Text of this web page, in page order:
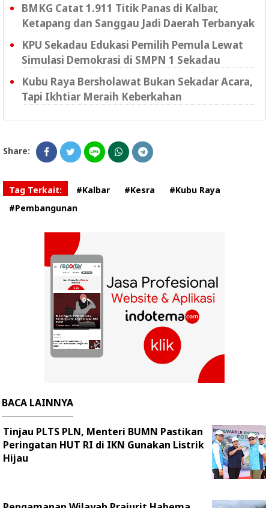
BMKG Catat 1.911 Titik Panas di Kalbar,
Ketapang dan Sanggau Jadi Daerah Terbanyak
KPU Sekadau Edukasi Pemilih Pemula Lewat
Simulasi Demokrasi di SMPN 1 Sekadau
Kubu Raya Bersholawat Bukan Sekadar Acara,
Tapi Ikhtiar Meraih Keberkahan
Share:
Tag Terkait: #Kalbar #Kesra
#Kubu Raya
#Pembangunan
BACA LAINNYA
Tinjau PLTS PLN, Menteri BUMN Pastikan
Peringatan HUT RI di IKN Gunakan Listrik
Hijau